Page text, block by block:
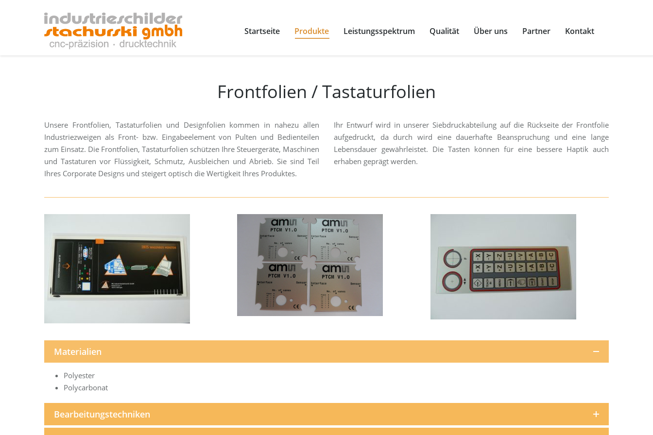
Startseite Produkte Leistungsspektrum Qualität Über uns Partner Kontakt
Frontfolien / Tastaturfolien
Unsere Frontfolien, Tastaturfolien und Designfolien kommen in nahezu allen
Industriezweigen als Front- bzw. Eingabeelement von Pulten und Bedienteilen
zum Einsatz. Die Frontfolien, Tastaturfolien schützen Ihre Steuergeräte, Maschinen
und Tastaturen vor Flüssigkeit, Schmutz, Ausbleichen und Abrieb. Sie sind Teil
Ihres Corporate Designs und steigert optisch die Wertigkeit Ihres Produktes.
Ihr Entwurf wird in unserer Siebdruckabteilung auf die Rückseite der Frontfolie
aufgedruckt, da durch wird eine dauerhafte Beanspruchung und eine lange
Lebensdauer gewährleistet. Die Tasten können für eine bessere Haptik auch
erhaben geprägt werden.
Materialien
Polyester
Polycarbonat
Bearbeitungstechniken